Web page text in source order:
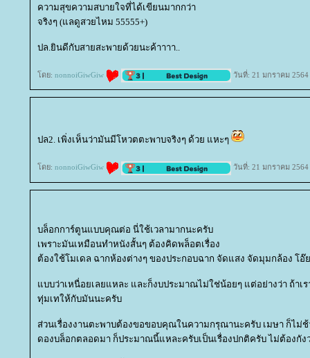
ความสุขความสบายใจที่ได้เขียนมากกว่า
จริงๆ (แลดูสวยไหม 55555+)
ปล.ยินดีกับสายสะพายด้วยนะค้าาาา..
ดย: nonnoiGiwGiw วันที่: 21 มกราคม 2564
ปล2. เพิ่งเห็นว่ามันมีโหวตตะพาบจริงๆ ด้วย แหะๆ
ดย: nonnoiGiwGiw วันที่: 21 มกราคม 2564
บล็อกการ์ตูนแบบคุณต่อ นี่ใช้เวลามากนะครับ
เพราะมันเหมือนทำหนังสั้นๆ ต้องคิดพล็อตเรื่อง
ต้องใช้โมเดล ฉากห้องต่างๆ ของประกอบฉาก จัดแสง จัดมุมกล้อง โอ๊
บบว่าเหนื่อยเลยแหละ และก็งบประมาณไม่ใช่น้อยๆ แต่อย่างว่า ถ้าเรา
ทุ่มเทให้กับมันนะครับ
ส่วนเรื่องงานตะพาบต้องขอขอบคุณในความกรุณานะครับ เมษา ก็ไม่ช้
ดองบล็อกตลอดมา ก็ประมาณนี้แหละครับเป็นเรื่องปกติครับ ไม่ต้องกัง